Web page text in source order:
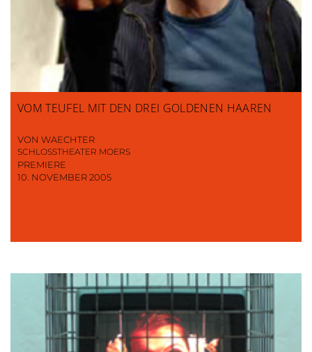
VOM TEUFEL MIT DEN DREI GOLDENEN HAAREN
VON WAECHTER
SCHLOSSTHEATER MOERS
PREMIERE
10. NOVEMBER 2005